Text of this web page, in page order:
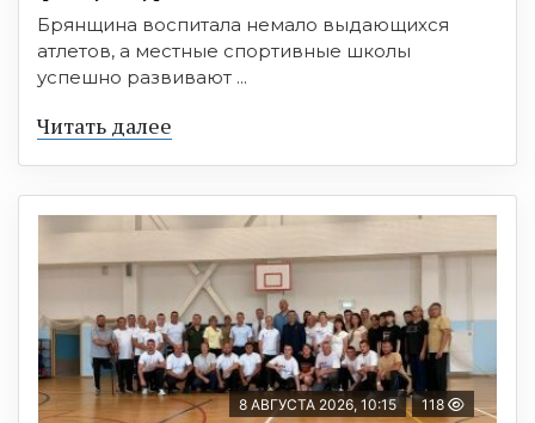
Брянщина воспитала немало выдающихся
атлетов, а местные спортивные школы
успешно развивают ...
Читать далее
8 АВГУСТА 2026, 10:15 118